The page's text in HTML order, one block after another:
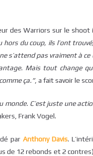
des Warriors sur le shoot
du coup, ils l’ont
s’attend pas vraiment à
Mais tout change
ça.”, a fait savoir le
monde. C’est juste une
Frank Vogel.
par Anthony Davis.
de 12 rebonds et 2